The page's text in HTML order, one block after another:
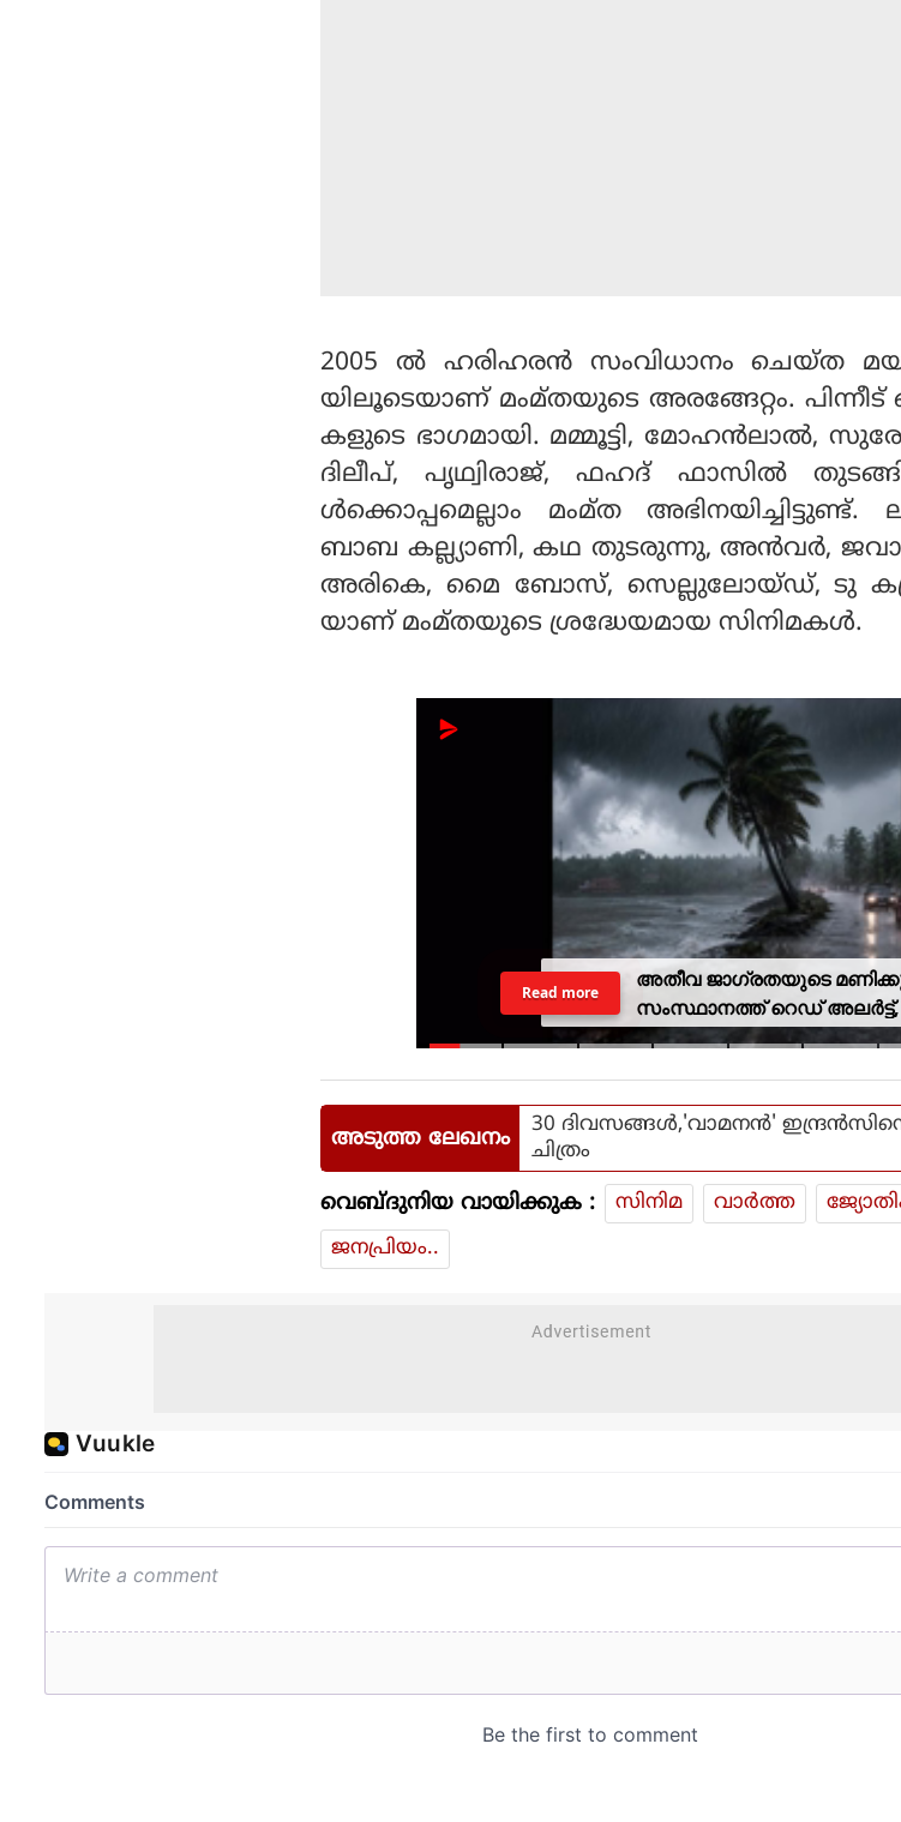
2005 ല്‍ ഹരിഹരന്‍ സംവിധാനം ചെയ്ത
യിലൂടെയാണ് മംമ്തയുടെ അരങ്ങേറ്റം. പിന്നീട്
കളുടെ ഭാഗമായി. മമ്മൂട്ടി, മോഹന്‍ലാല്‍,
ദിലീപ്, പൃഥ്വിരാജ്, ഫഹദ് ഫാസില്‍
ള്‍ക്കൊപ്പമെല്ലാം മംമ്ത അഭിനയിച്ചിട്ടുണ്ട്.
ബാബ കല്ല്യാണി, കഥ തുടരുന്നു, അന്‍വര്‍,
അരികെ, മൈ ബോസ്, സെല്ലുലോയ്ഡ്, ടു
യാണ് മംമ്തയുടെ ശ്രദ്ധേയമായ സിനിമകള്‍.
അതീവ ജാഗ്രതയുടെ
സംസ്ഥാനത്ത് റെഡ്
കാറ്റിനും സാധ്യത
Read more
അടുത്ത ലേഖനം
30 ദിവസങ്ങള്‍,'വാമനന്‍'
ചിത്രം
വെബ്ദുനിയ വായിക്കുക : സിനിമ വാര്‍ത്ത
ജനപ്രിയം..